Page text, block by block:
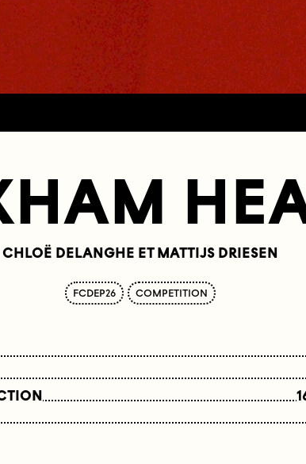
CHLOË DELANGHE ET MATTIJS DRIESEN
FCDEP26 COMPETITION